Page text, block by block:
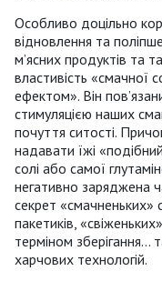
Особливо доцільно
відновлення та
м’ясних продуктів та
властивість «смачної
ефектом». Він
стимуляцією наших
почуття ситості.
надавати їжі
солі або самої
негативно заряджена
секрет «смачненьких»
пакетиків,
терміном зберігання…
харчових технологій.